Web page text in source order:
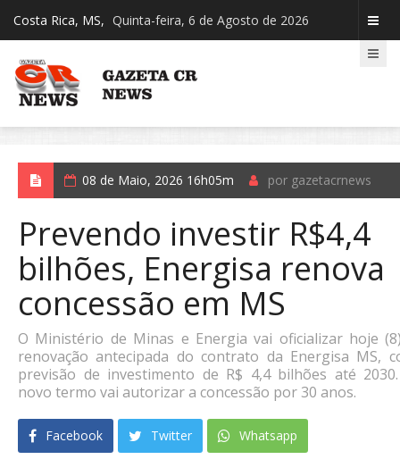
Costa Rica, MS, Quinta-feira, 6 de Agosto de 2026
08 de Maio, 2026 16h05m por gazetacrnews
Prevendo investir R$4,4
bilhões, Energisa renova
concessão em MS
O Ministério de Minas e Energia vai oficializar hoje
renovação antecipada do contrato da Energisa MS,
previsão de investimento de R$ 4,4 bilhões até
novo termo vai autorizar a concessão por 30 anos.
Facebook Twitter Whatsapp